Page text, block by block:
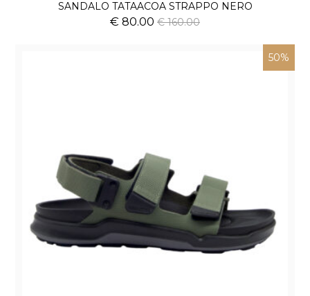
SANDALO TATAACOA STRAPPO NERO
€ 80.00 € 160.00
50%